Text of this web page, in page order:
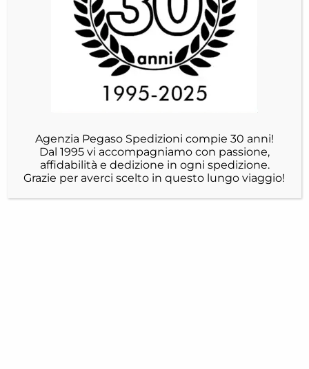
Agenzia Pegaso Spedizioni compie 30 anni!
Dal 1995 vi accompagniamo con passione,
affidabilità e dedizione in ogni spedizione.
Grazie per averci scelto in questo lungo viaggio!